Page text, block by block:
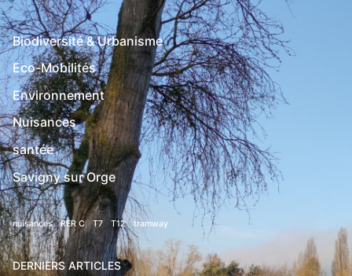
Biodiversité & Urbanisme
Eco-Mobilités
Environnement
Nuisances
santée
Savigny sur Orge
nuisances RER C T7 T12 tramway
DERNIERS ARTICLES